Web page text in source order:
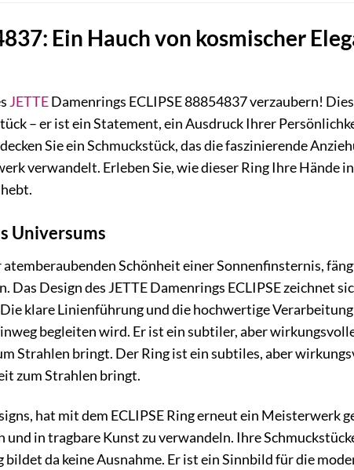
Ein Hauch von kosmischer
JETTEDamenrings ECLIPSE 88854837 verzaubern!
– er ist ein Statement, ein Ausdruck Ihrer
Sie ein Schmuckstück, das die faszinierende
verwandelt. Erleben Sie, wie dieser Ring Ihre Hände
Universums
Schönheit einer Sonnenfinsternis,
Design des JETTE Damenrings ECLIPSE zeichnet
klare Linienführung und die hochwertige
begleiten wird. Er ist ein subtiler, aber
Strahlen bringt. Der Ring ist ein subtiles, aber
zum Strahlen bringt.
hat mit dem ECLIPSE Ring erneut ein Meisterwerk
in tragbare Kunst zu verwandeln. Ihre
da keine Ausnahme. Er ist ein Sinnbild für die